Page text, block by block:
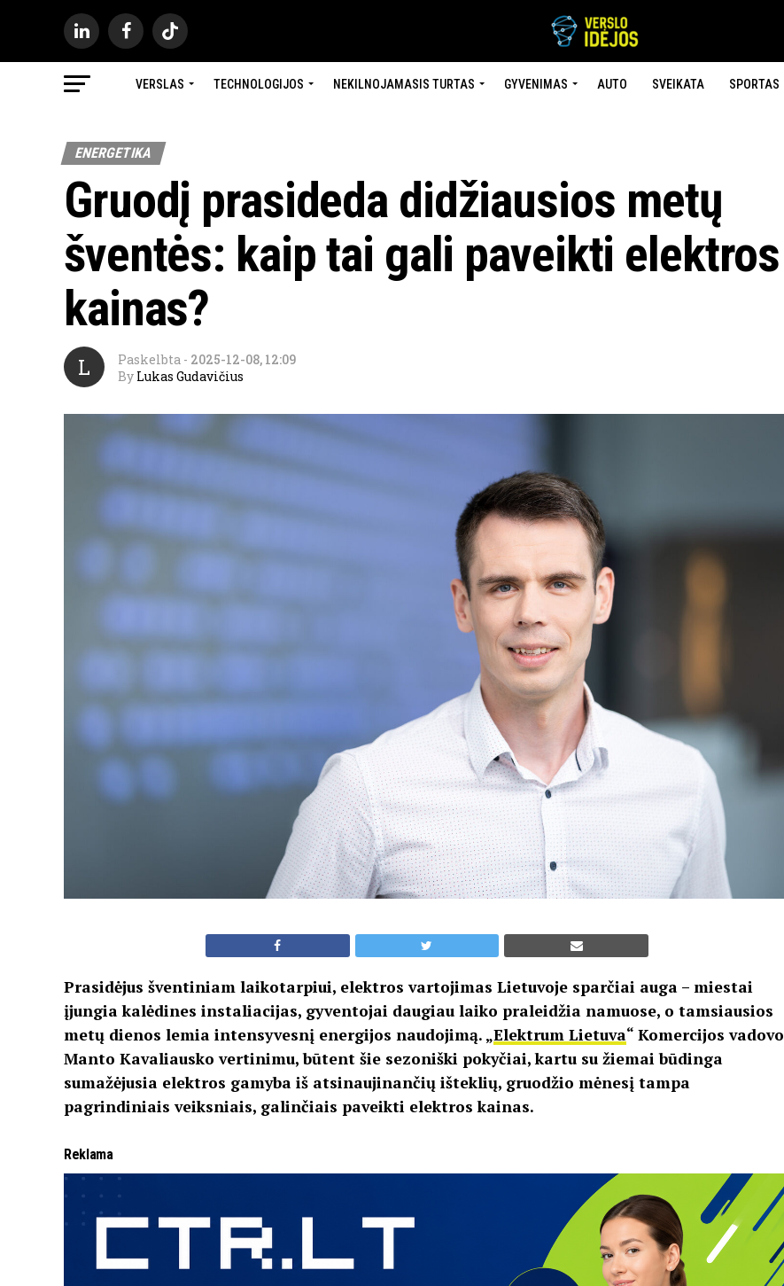
VERSLAS TECHNOLOGIJOS NEKILNOJAMASIS TURTAS GYVENIMAS AUTO SVEIKATA SPORTAS
ENERGETIKA
Gruodį prasideda didžiausios metų
šventės: kaip tai gali paveikti elektros
kainas?
L Paskelbta - 2025-12-08, 12:09
By Lukas Gudavičius
Prasidėjus šventiniam laikotarpiui, elektros vartojimas Lietuvoje sparčiai auga – miestai
įjungia kalėdines instaliacijas, gyventojai daugiau laiko praleidžia namuose, o tamsiausios
metų dienos lemia intensyvesnį energijos naudojimą. „Elektrum Lietuva“ Komercijos vadovo
Manto Kavaliausko vertinimu, būtent šie sezoniški pokyčiai, kartu su žiemai būdinga
sumažėjusia elektros gamyba iš atsinaujinančių išteklių, gruodžio mėnesį tampa
pagrindiniais veiksniais, galinčiais paveikti elektros kainas.
Reklama